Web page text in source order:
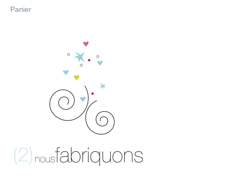
Panier